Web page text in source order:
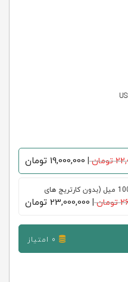
|
19,000,000 تومان
بهمراه یک سری قابل شارژ و جوهر 100 میل (بدون کارتریج های
|
23,000,000 تومان